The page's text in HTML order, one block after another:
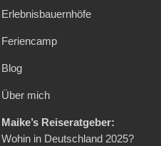
Erlebnisbauernhöfe
Feriencamp
Blog
Über mich
Maike’s Reiseratgeber:
Wohin in Deutschland 2025?